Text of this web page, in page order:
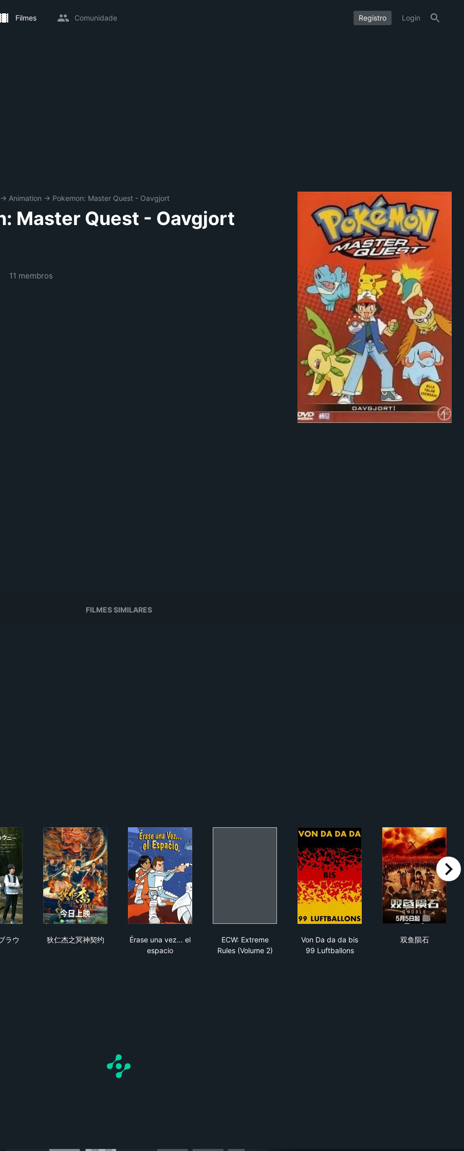
Filmes Comunidade Registro Login
→ Animation → Pokemon: Master Quest - Oavgjort
Master Quest - Oavgjort
11 membros
FILMES SIMILARES
ラウ
狄仁杰之冥神契约
Érase una vez... el
espacio
ECW: Extreme
Rules (Volume 2)
Von Da da da bis
99 Luftballons
双鱼陨石
right